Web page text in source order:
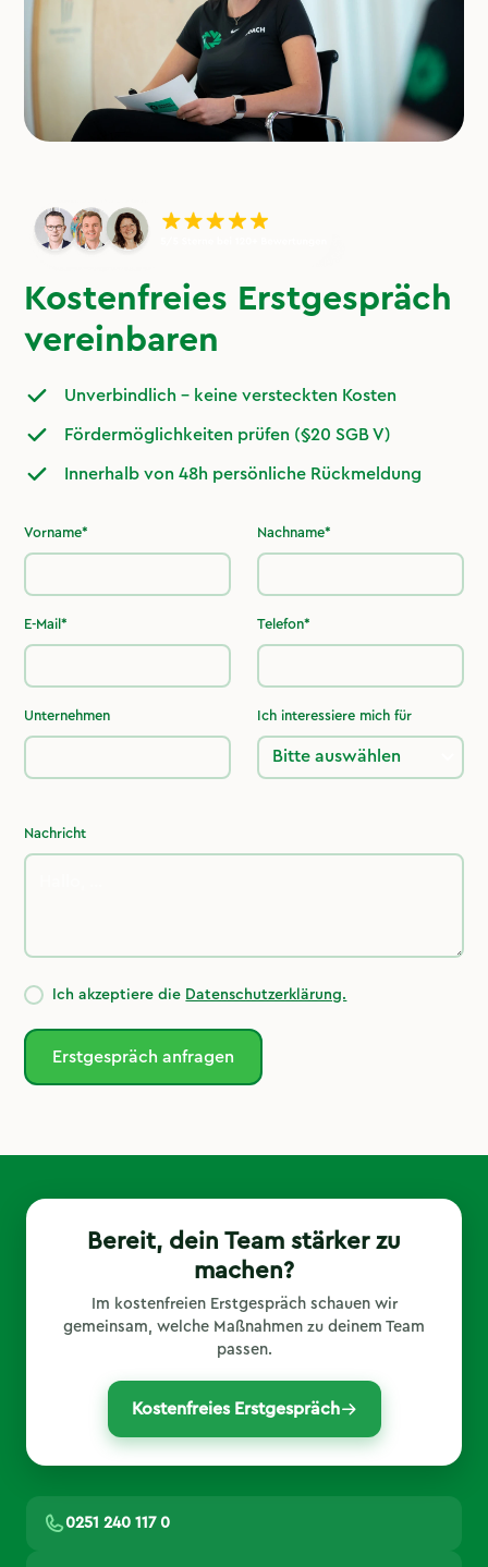
Kostenfreies Erstgespräch
vereinbaren
Unverbindlich – keine versteckten Kosten
Fördermöglichkeiten prüfen (§20 SGB V)
Innerhalb von 48h persönliche Rückmeldung
Vorname* Nachname*
E-Mail* Telefon*
Unternehmen Ich interessiere mich für
Nachricht
Ich akzeptiere die Datenschutzerklärung.
Bereit, dein Team stärker zu
machen?
Im kostenfreien Erstgespräch schauen wir
gemeinsam, welche Maßnahmen zu deinem Team
passen.
Kostenfreies Erstgespräch
0251 240 117 0